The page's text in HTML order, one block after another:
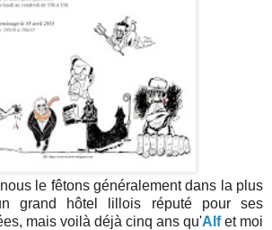
le fêtons généralement dans la plus
grand hôtel lillois réputé pour ses
mais voilà déjà cinq ans qu'Alfet moi